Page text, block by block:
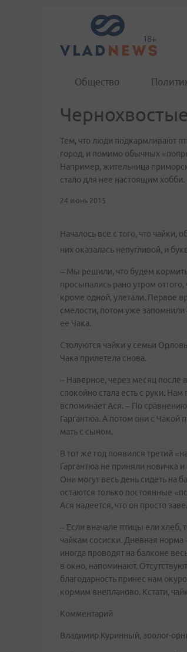
Общество
Тем, что люди подкармливают
город, и помимо обычных
Например, жительница
стало для нее настоящим хобби.
24 июнь 2015
Началось все с того, что чайки,
них оказалась непугливой, и
– Мы решили, что будем кормить
просыпались рано утром
кроме одной, улетали. Первое
смелости, потом уже
ее Чака.
Столуются чайки у семьи
Чака прилетела снова.
– Наверное, через месяц после
спокойно стала есть с руки. Нам
вспоминает Ася. – По
Гаргантюа. А потом они с Чакой
мать с сыном.
В тот же год появился третий
Гаргантюа не приняли новичка
Они могут весь день сидеть на
остаются только постоянные
Ася надеется, что он просто
– Если вначале птицы ели хлеб,
чайкам сосиски. Дневная норма
иногда проводят на балконе
в окно, напоминают.
благодарность принес нам
кормим внепланово. Кстати,
Комментарий
Владимир Куринный, зоолог-